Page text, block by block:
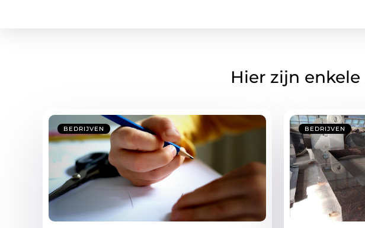
Hier zijn enkele
BEDRIJVEN BEDRIJVEN